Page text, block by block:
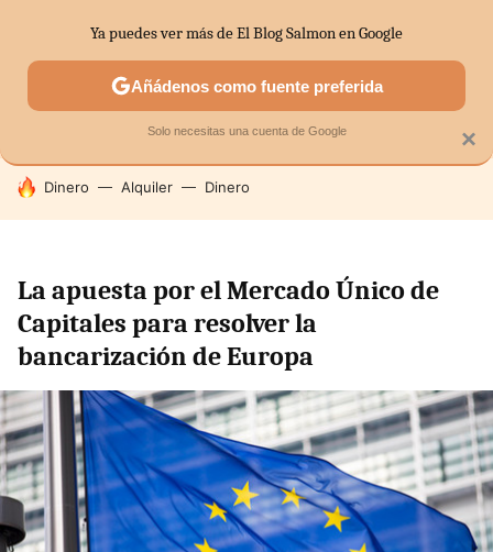
SECTORES ECONOMÍA DOMÉSTICA MERCADOS
HOY SE HABLA DE
Dinero Alquiler Dinero
La apuesta por el Mercado Único de
Capitales para resolver la
bancarización de Europa
×
Ya puedes ver más de El Blog Salmon en Google
Añádenos como fuente preferida
Solo necesitas una cuenta de Google